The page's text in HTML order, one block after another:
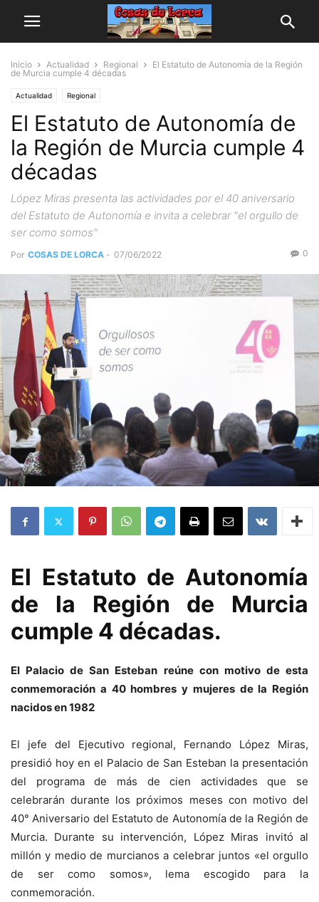
Inicio Actualidad Regional
El Estatuto de Autonomía de la Región
de Murcia cumple 4 décadas
Actualidad Regional
El Estatuto de Autonomía de
la Región de Murcia cumple 4
décadas
López Miras presenta las actividades por el 40 aniversario
del Estatuto de Autonomía e invita a celebrar "el orgullo de
ser como somos"
Por COSAS DE LORCA - 07/06/2022 0
El Estatuto de Autonomía
de la Región de Murcia
cumple 4 décadas.
El Palacio de San Esteban reúne con motivo de esta
conmemoración a 40 hombres y mujeres de la Región
nacidos en 1982
El jefe del Ejecutivo regional, Fernando López Miras,
presidió hoy en el Palacio de San Esteban la presentación
del programa de más de cien actividades que se
celebrarán durante los próximos meses con motivo del
40° Aniversario del Estatuto de Autonomía de la Región de
Murcia. Durante su intervención, López Miras invitó al
millón y medio de murcianos a celebrar juntos «el orgullo
de ser como somos», lema escogido para la
conmemoración.